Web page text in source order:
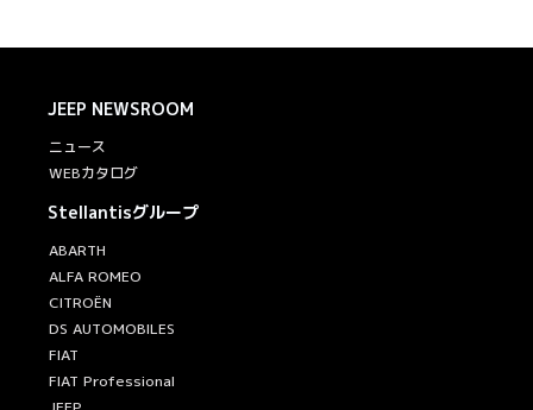
JEEP NEWSROOM
ニュース
WEBカタログ
Stellantisグループ
ABARTH
ALFA ROMEO
CITROËN
DS AUTOMOBILES
FIAT
FIAT Professional